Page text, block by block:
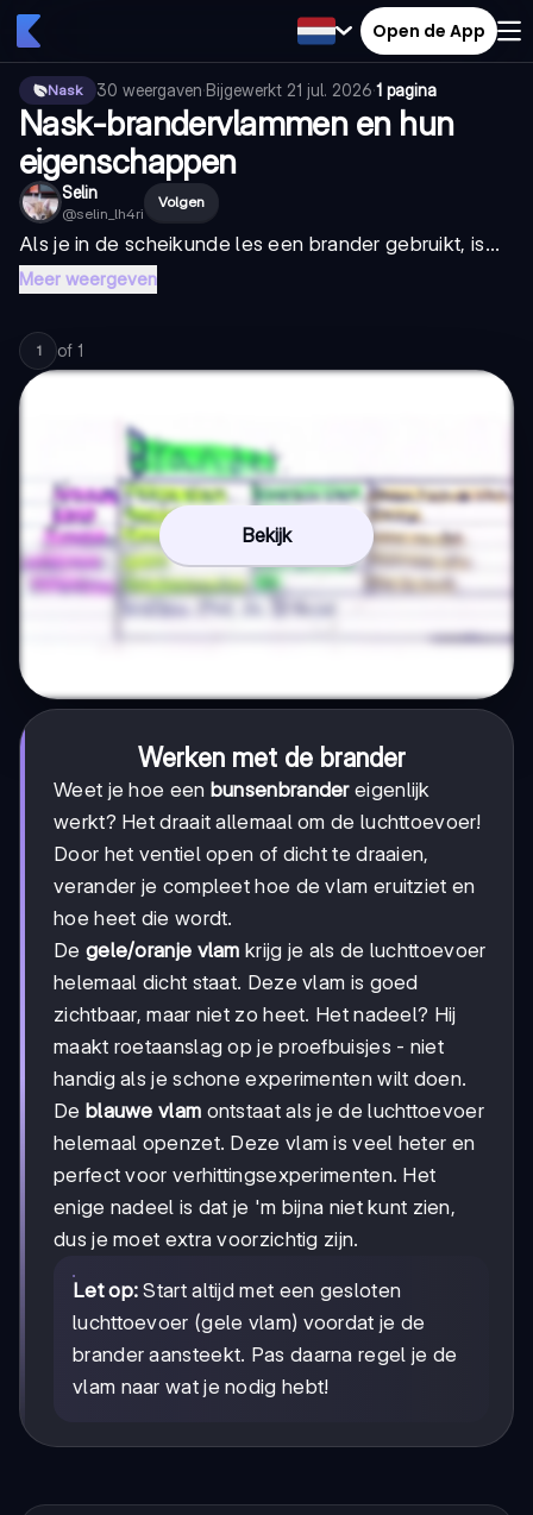
Open de App
Nask 30 weergaven·Bijgewerkt 21 jul. 2026·1 pagina
Nask-brandervlammen en hun
eigenschappen
Selin
@selin_lh4ri
Volgen
Als je in de scheikunde les een brander gebruikt, is...
Meer weergeven
1 of 1
Bekijk
Werken met de brander
Weet je hoe een bunsenbrandereigenlijk
werkt? Het draait allemaal om de luchttoevoer!
Door het ventiel open of dicht te draaien,
verander je compleet hoe de vlam eruitziet en
hoe heet die wordt.
De gele/oranje vlam krijg je als de luchttoevoer
helemaal dicht staat. Deze vlam is goed
zichtbaar, maar niet zo heet. Het nadeel? Hij
maakt roetaanslag op je proefbuisjes - niet
handig als je schone experimenten wilt doen.
De blauwe vlam ontstaat als je de luchttoevoer
helemaal openzet. Deze vlam is veel heter en
perfect voor verhittingsexperimenten. Het
enige nadeel is dat je 'm bijna niet kunt zien,
dus je moet extra voorzichtig zijn.
Let op: Start altijd met een gesloten
luchttoevoer (gele vlam) voordat je de
brander aansteekt. Pas daarna regel je de
vlam naar wat je nodig hebt!